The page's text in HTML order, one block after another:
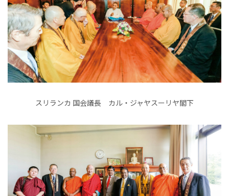
スリランカ 国会議長 カル・ジャヤスーリヤ閣下